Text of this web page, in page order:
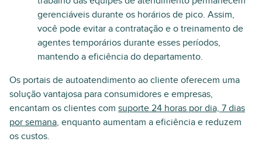
gerenciáveis durante os horários de pico. Assim,
você pode evitar a contratação e o treinamento de
agentes temporários durante esses períodos,
mantendo a eficiência do departamento.
Os portais de autoatendimento ao cliente oferecem uma
solução vantajosa para consumidores e empresas,
encantam os clientes com suporte 24 horas por dia, 7 dias
por semana, enquanto aumentam a eficiência e reduzem
os custos.